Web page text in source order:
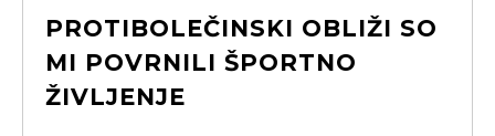
PROTIBOLEČINSKI OBLIŽI SO
MI POVRNILI ŠPORTNO
ŽIVLJENJE